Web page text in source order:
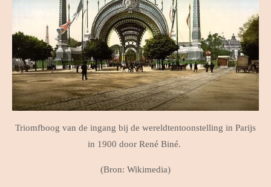
Triomfboog van de ingang bij de wereldtentoonstelling in Parijs
in 1900 door René Biné.
(Bron: Wikimedia)